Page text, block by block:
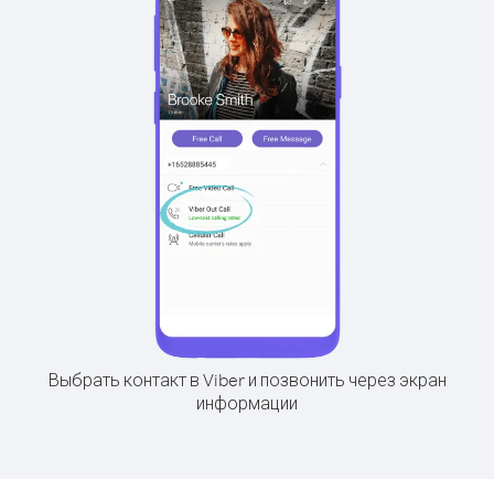
Выбрать контакт в Viber и позвонить через экран
информации